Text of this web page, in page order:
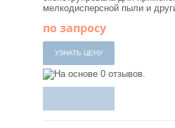
мелкодисперсной пыли и
по запросу